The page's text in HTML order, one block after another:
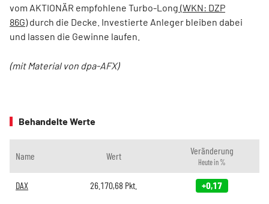
vom AKTIONÄR empfohlene Turbo-Long (WKN: DZP
86G)durch die Decke. Investierte Anleger bleiben dabei
und lassen die Gewinne laufen.
(mit Material von dpa-AFX)
Behandelte Werte
Name Wert Veränderung
Heute in %
DAX 26.170,68 Pkt. +0,17